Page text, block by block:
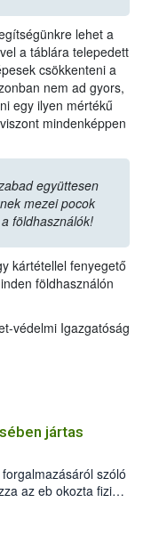
lehet a
a táblára telepedett
csökkenteni a
nem ad gyors,
egy ilyen mértékű
mindenképpen
együttesen
mezei pocok
földhasználók!
kártétellel fenyegető
földhasználón
védelmi Igazgatóság
jártas
szóló
az eb okozta fizikai
felmerülő
tartását és annak